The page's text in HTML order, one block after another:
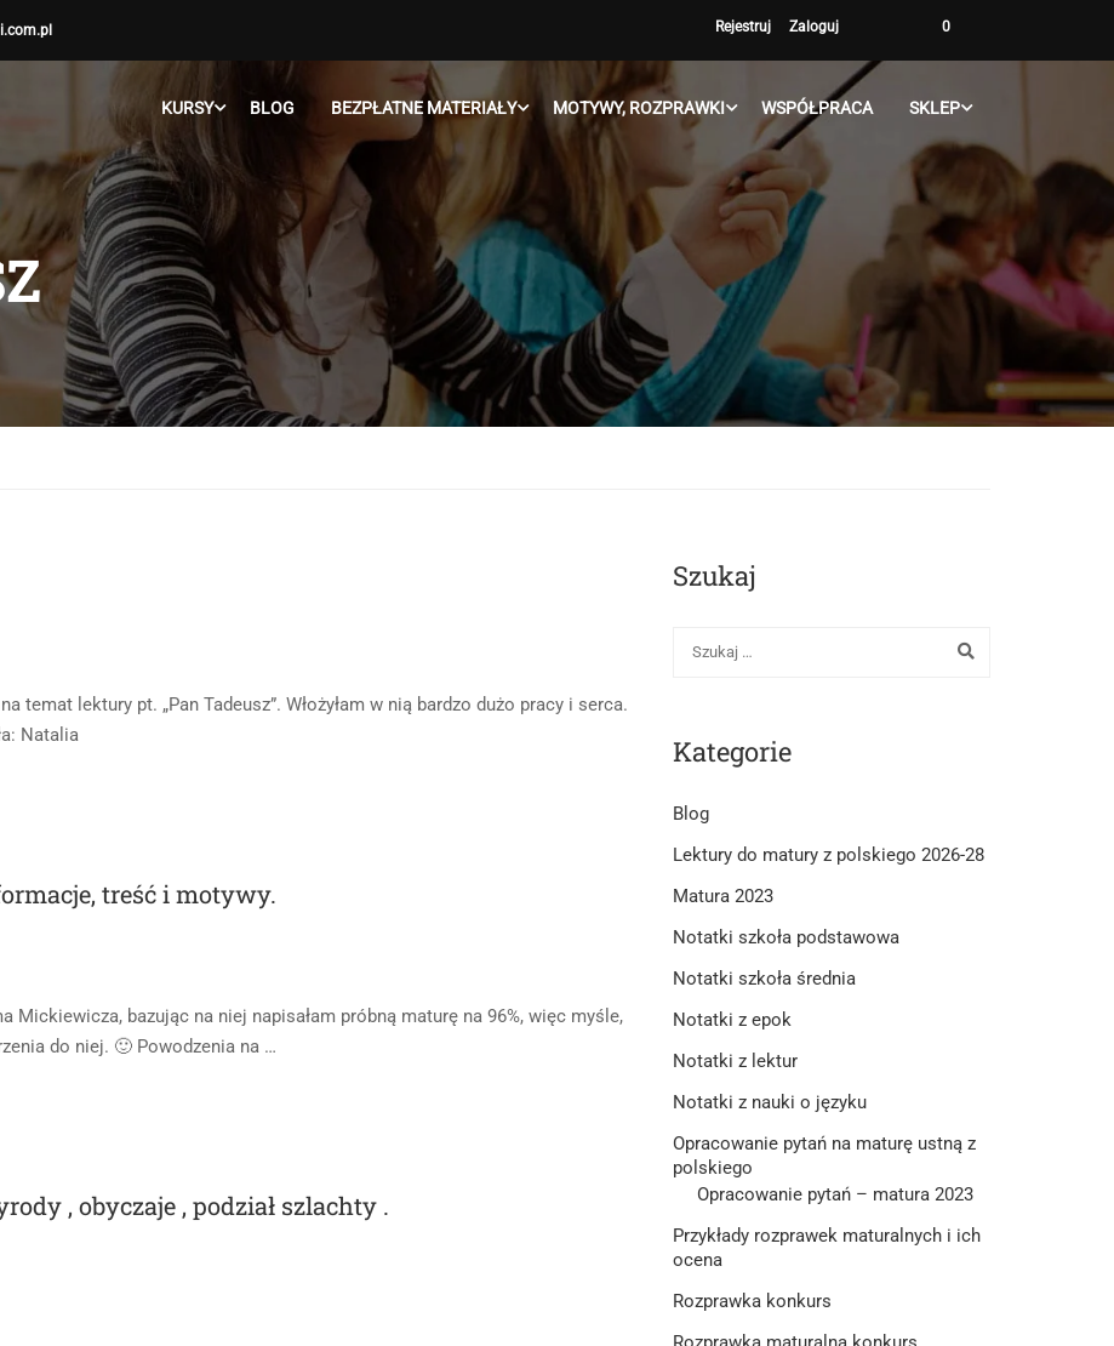
Rejestruj Zaloguj 0
KURSY BLOG BEZPŁATNE MATERIAŁY MOTYWY, ROZPRAWKI WSPÓŁPRACA SKLEP
lektury pt. „Pan Tadeusz”. Włożyłam w nią bardzo dużo pracy i serca.
Natalia
treść i motywy.
Mickiewicza, bazując na niej napisałam próbną maturę na 96%, więc myśle,
do niej. 🙂 Powodzenia na …
, obyczaje , podział szlachty .
Szukaj
Kategorie
Blog
Lektury do matury z polskiego 2026-28
Matura 2023
Notatki szkoła podstawowa
Notatki szkoła średnia
Notatki z epok
Notatki z lektur
Notatki z nauki o języku
Opracowanie pytań na maturę ustną z
polskiego
Opracowanie pytań – matura 2023
Przykłady rozprawek maturalnych i ich
ocena
Rozprawka konkurs